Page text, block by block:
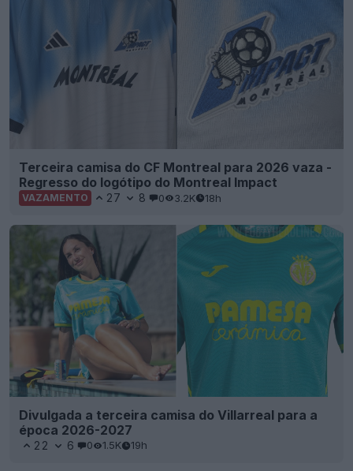
Terceira camisa do CF Montreal para 2026 vaza -
Regresso do logótipo do Montreal Impact
VAZAMENTO 27 8 0 3.2K 18h
Divulgada a terceira camisa do Villarreal para a
época 2026-2027
22 6 0 1.5K 19h